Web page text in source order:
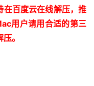
在百度云在线解压，推
用户请用合适的第三
。